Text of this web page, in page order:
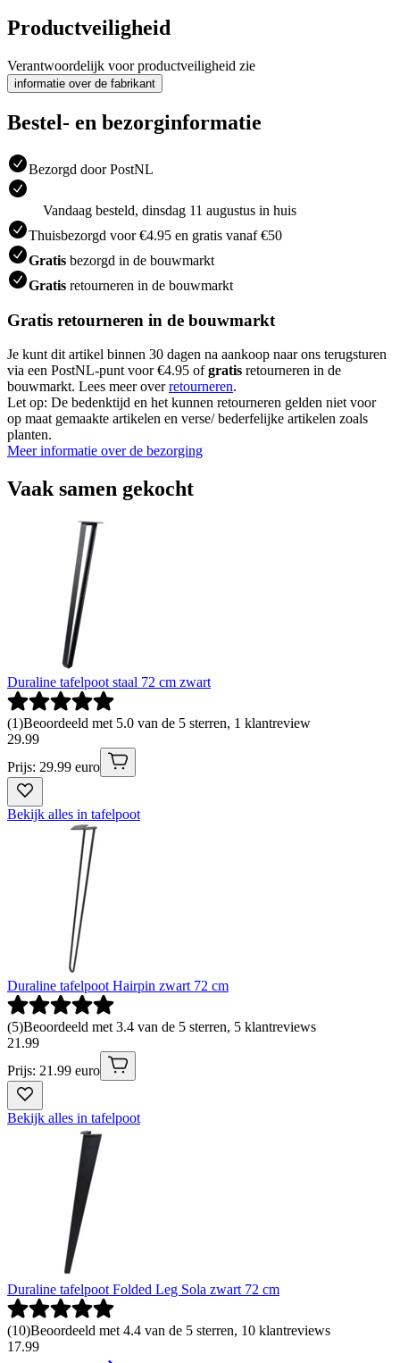
Productveiligheid
Verantwoordelijk voor productveiligheid zie
informatie over de fabrikant
Bestel- en bezorginformatie
Bezorgd door PostNL
Vandaag besteld, dinsdag 11 augustus in huis
Thuisbezorgd voor €4.95 en gratis vanaf €50
Gratis bezorgd in de bouwmarkt
Gratis retourneren in de bouwmarkt
Gratis retourneren in de bouwmarkt
Je kunt dit artikel binnen 30 dagen na aankoop naar ons terugsturen
via een PostNL-punt voor €4.95 ofgratis retourneren in de
bouwmarkt. Lees meer overretourneren.
Let op: De bedenktijd en het kunnen retourneren gelden niet voor
op maat gemaakte artikelen en verse/ bederfelijke artikelen zoals
planten.
Meer informatie over de bezorging
Vaak samen gekocht
Duraline tafelpoot staal 72 cm zwart
(1)Beoordeeld met 5.0 van de 5 sterren, 1 klantreview
29.99
Prijs: 29.99 euro
Bekijk alles in tafelpoot
Duraline tafelpoot Hairpin zwart 72 cm
(5)Beoordeeld met 3.4 van de 5 sterren, 5 klantreviews
21 .99
Prijs: 21.99 euro
Bekijk alles in tafelpoot
Duraline tafelpoot Folded Leg Sola zwart 72 cm
(10)Beoordeeld met 4.4 van de 5 sterren, 10 klantreviews
17.99